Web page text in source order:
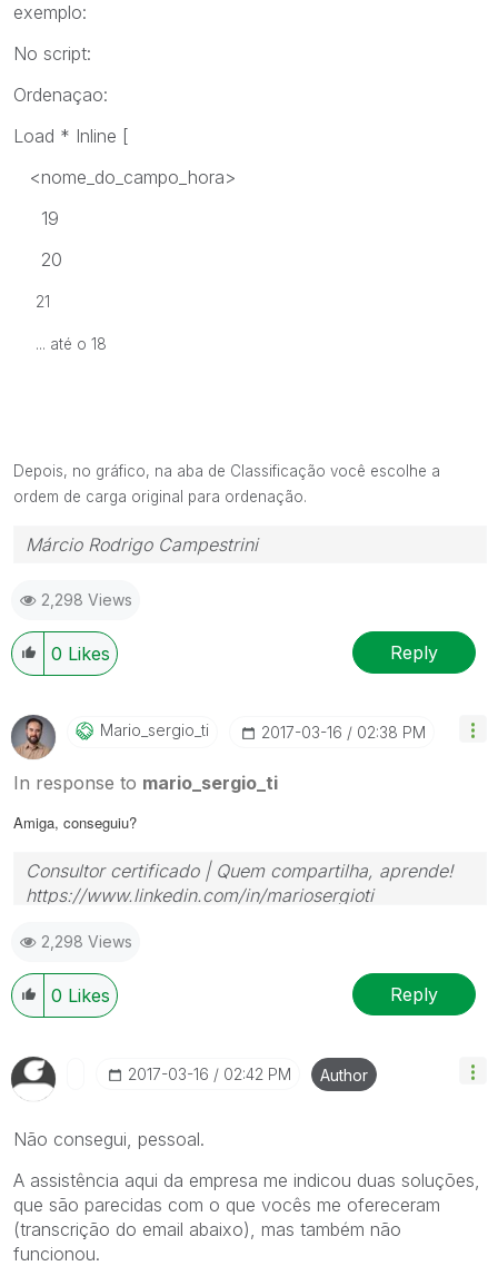
exemplo:
No script:
Ordenaçao:
Load * Inline [
<nome_do_campo_hora>
19
20
21
... até o 18
Depois, no gráfico, na aba de Classificação você escolhe a
ordem de carga original para ordenação.
Márcio Rodrigo Campestrini
2,298 Views
0 Likes Reply
Mario_sergio_ti ‎2017-03-16 02:38 PM
In response to mario_sergio_ti
Amiga, conseguiu?
Consultor certificado | Quem compartilha, aprende!
https://www.linkedin.com/in/mariosergioti
2,298 Views
0 Likes Reply
‎2017-03-16 02:42 PM Author
Não consegui, pessoal.
A assistência aqui da empresa me indicou duas soluções,
que são parecidas com o que vocês me ofereceram
(transcrição do email abaixo), mas também não
funcionou.